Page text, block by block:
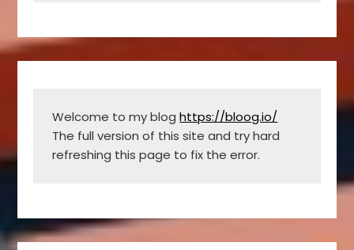
Welcome to my blog https://bloog.io/
The full version of this site and try hard
refreshing this page to fix the error.